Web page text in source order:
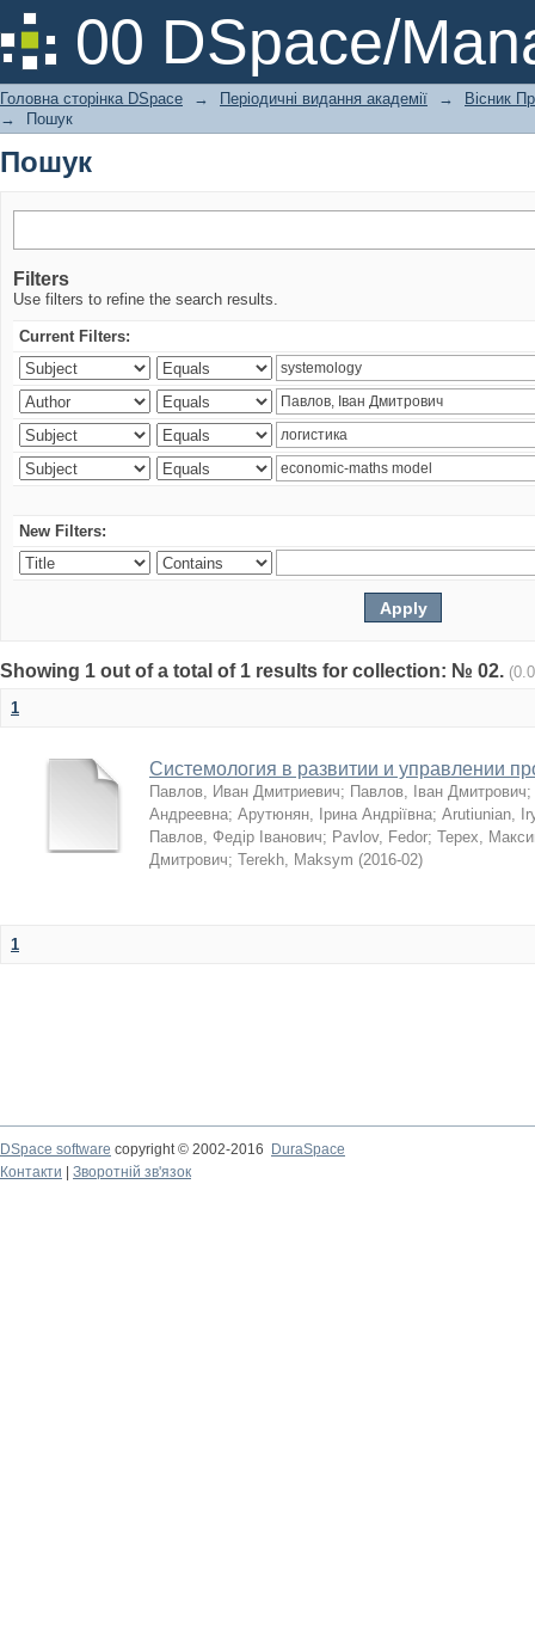
00 DSpace/
Пошук
Головна сторінка DSpace → Періодичні видання академії →
Вісник
→
Пошук
Пошук
Filters
Use filters to refine the search results.
Current Filters:
New Filters:
Showing 1 out of a total of 1 results for collection: № 02.
1
Системология в развитии и управлении
Павлов, Иван Дмитриевич; Павлов, Іван Дмитрович;
Андреевна; Арутюнян, Ірина Андріївна; Arutiunian,
Павлов, Федір Іванович; Pavlov, Fedor; Терех,
Дмитрович; Terekh, Maksym (2016-02)
1
DSpace software copyright © 2002-2016
DuraSpace
Контакти
Зворотній зв'язок